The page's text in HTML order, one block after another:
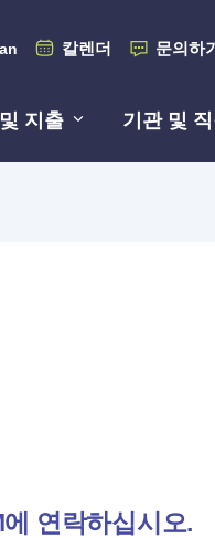
칼렌더 문의하
지출 기관 및
연락하십시오.